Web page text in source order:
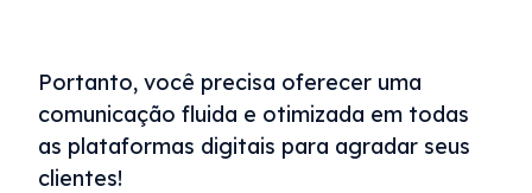
Portanto, você precisa oferecer uma
comunicação fluida e otimizada em todas
as plataformas digitais para agradar seus
clientes!